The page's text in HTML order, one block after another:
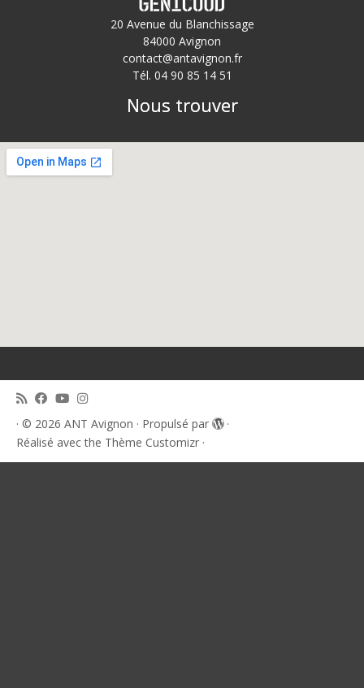
20 Avenue du Blanchissage
84000 Avignon
contact@antavignon.fr
Tél. 04 90 85 14 51
Nous trouver
· © 2026 ANT Avignon · Propulsé par
·
Réalisé avec the Thème Customizr ·